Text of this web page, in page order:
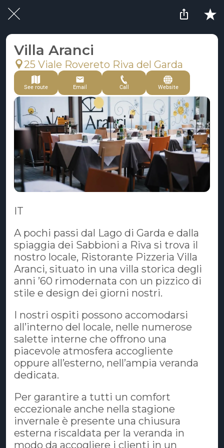
Villa Aranci
25 Viale Rovereto Riva del Garda
See route Email Call Website
IT
A pochi passi dal Lago di Garda e dalla
spiaggia dei Sabbioni a Riva si trova il
nostro locale, Ristorante Pizzeria Villa
Aranci, situato in una villa storica degli
anni ’60 rimodernata con un pizzico di
stile e design dei giorni nostri.
I nostri ospiti possono accomodarsi
all’interno del locale, nelle numerose
salette interne che offrono una
piacevole atmosfera accogliente
oppure all’esterno, nell’ampia veranda
dedicata.
Per garantire a tutti un comfort
eccezionale anche nella stagione
invernale è presente una chiusura
esterna riscaldata per la veranda in
modo da accogliere i clienti in un